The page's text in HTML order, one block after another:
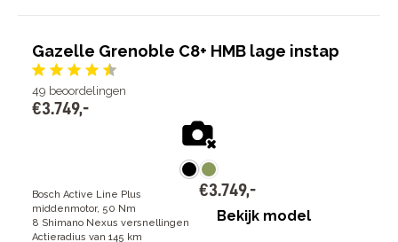
Gazelle Grenoble C8+ HMB lage instap
49 beoordelingen
€3.749,-
Bosch Active Line Plus
middenmotor, 50 Nm
8 Shimano Nexus versnellingen
Actieradius van 145 km
€3.749,-
Bekijk model